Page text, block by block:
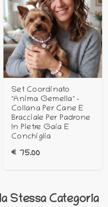
Set Coordinato
"Anima Gemella" –
Collana Per Cane E
Bracciale Per Padrone
In Pietre Gaia E
Conchiglia
€ 75.00
Stessa Categoria